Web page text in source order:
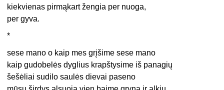
kiekvienas pirmąkart žengia per nuoga,
per gyva.
*
sese mano o kaip mes grįšime sese mano
kaip gudobelės dyglius krapštysime iš panagių
šešėliai sudilo saulės dievai paseno